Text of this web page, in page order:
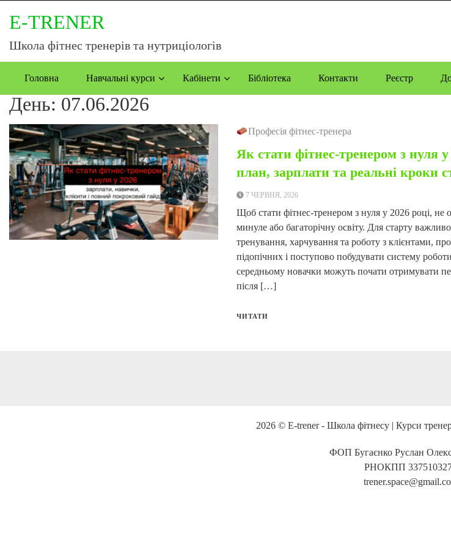
E-TRENER
Школа фітнес тренерів та нутриціологів
Головна Навчальні курси Кабінети Бібліотека Контакти Реєстр
День: 07.06.2026
Професія фітнес-тренера
Як стати фітнес-тренером з нуля
план, зарплати та реальні кроки
7 ЧЕРВНЯ, 2026
Щоб стати фітнес-тренером з нуля у 2026 році, не
минуле або багаторічну освіту. Для старту
тренування, харчування та роботу з клієнтами,
підопічних і поступово побудувати систему
середньому новачки можуть почати отримувати
після […]
ЧИТАТИ
2026 © E-trener - Школа фітнесу | Курси
ФОП Бугаєнко Руслан
РНОКПП